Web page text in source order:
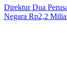
Direktur Dua
Negara Rp2,2